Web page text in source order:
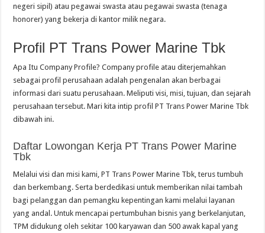
negeri sipil) atau pegawai swasta atau pegawai swasta (tenaga
honorer) yang bekerja di kantor milik negara.
Profil PT Trans Power Marine Tbk
Apa Itu Company Profile? Company profile atau diterjemahkan
sebagai profil perusahaan adalah pengenalan akan berbagai
informasi dari suatu perusahaan. Meliputi visi, misi, tujuan, dan sejarah
perusahaan tersebut. Mari kita intip profil PT Trans Power Marine Tbk
dibawah ini.
Daftar Lowongan Kerja PT Trans Power Marine
Tbk
Melalui visi dan misi kami, PT Trans Power Marine Tbk, terus tumbuh
dan berkembang. Serta berdedikasi untuk memberikan nilai tambah
bagi pelanggan dan pemangku kepentingan kami melalui layanan
yang andal. Untuk mencapai pertumbuhan bisnis yang berkelanjutan,
TPM didukung oleh sekitar 100 karyawan dan 500 awak kapal yang